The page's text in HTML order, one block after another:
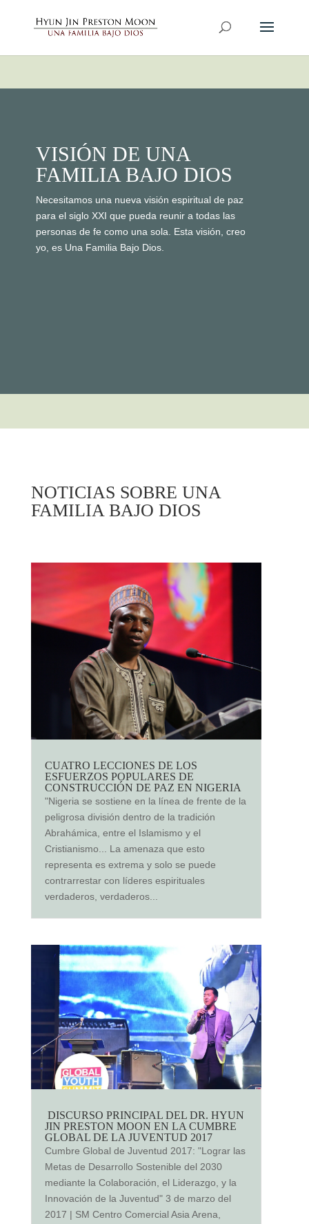
VISIÓN DE UNA
FAMILIA BAJO DIOS
Necesitamos una nueva visión espiritual de paz
para el siglo XXI que pueda reunir a todas las
personas de fe como una sola. Esta visión, creo
yo, es Una Familia Bajo Dios.
NOTICIAS SOBRE UNA
FAMILIA BAJO DIOS
CUATRO LECCIONES DE LOS
ESFUERZOS POPULARES DE
CONSTRUCCIÓN DE PAZ EN NIGERIA
"Nigeria se sostiene en la línea de frente de la
peligrosa división dentro de la tradición
Abrahámica, entre el Islamismo y el
Cristianismo... La amenaza que esto
representa es extrema y solo se puede
contrarrestar con líderes espirituales
verdaderos, verdaderos...
DISCURSO PRINCIPAL DEL DR. HYUN
JIN PRESTON MOON EN LA CUMBRE
GLOBAL DE LA JUVENTUD 2017
Cumbre Global de Juventud 2017: "Lograr las
Metas de Desarrollo Sostenible del 2030
mediante la Colaboración, el Liderazgo, y la
Innovación de la Juventud" 3 de marzo del
2017 | SM Centro Comercial Asia Arena,